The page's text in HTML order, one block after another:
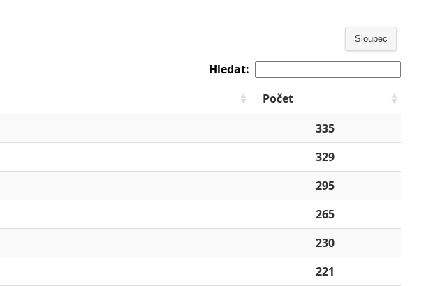
Sloupec
Hledat:
Počet
335
329
295
265
230
221